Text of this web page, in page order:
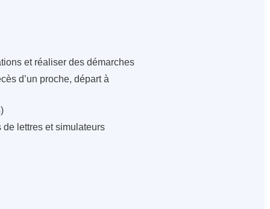
et réaliser des démarches
d’un proche, départ à
lettres et simulateurs